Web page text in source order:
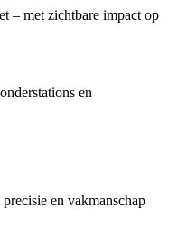
– met zichtbare impact op
en
en vakmanschap